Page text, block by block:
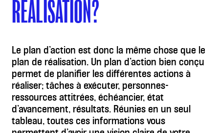
RÉALISATION?
Le plan d’action est donc la même chose que le
plan de réalisation. Un plan d’action bien conçu
permet de planifier les différentes actions à
réaliser; tâches à exécuter, personnes-
ressources attitrées, échéancier, état
d’avancement, résultats. Réunies en un seul
tableau, toutes ces informations vous